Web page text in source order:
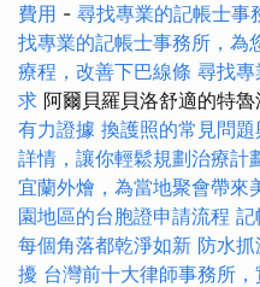
費用 - 尋找專業的記帳士事
找專業的記帳士事務所，為
療程，改善下巴線條 尋找
求 阿爾貝羅貝洛舒適的特魯
有力證據 換護照的常見問
詳情，讓你輕鬆規劃治療計
宜蘭外燴，為當地聚會帶來
園地區的台胞證申請流程 記
每個角落都乾淨如新 防水
擾 台灣前十大律師事務所